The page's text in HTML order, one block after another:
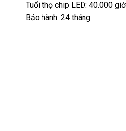
Tuổi thọ chip LED: 40.000 giờ
Bảo hành: 24 tháng